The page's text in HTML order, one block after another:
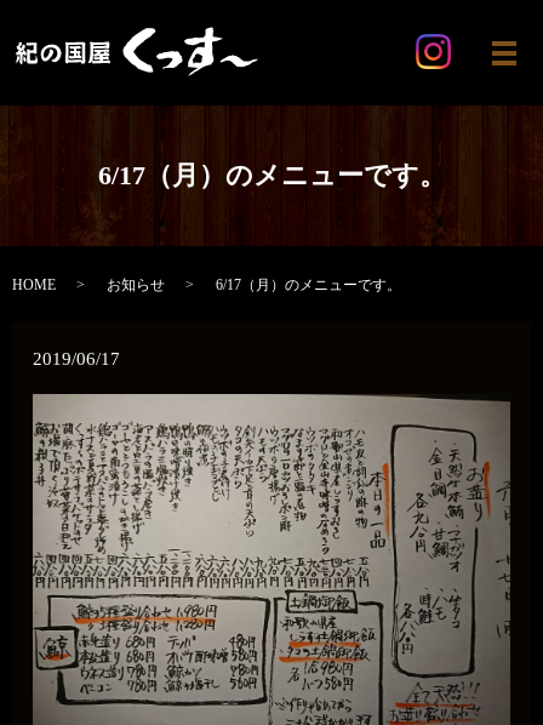
メ
6/17（月）のメニューです。
HOME お知らせ 6/17（月）のメニューです。
2019/06/17